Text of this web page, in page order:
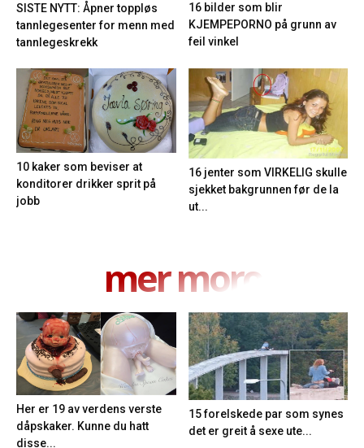
SISTE NYTT: Åpner toppløs
tannlegesenter for menn med
tannlegeskrekk
16 bilder som blir
KJEMPEPORNO på grunn av
feil vinkel
10 kaker som beviser at
konditorer drikker sprit på
jobb
16 jenter som VIRKELIG skulle
sjekket bakgrunnen før de la
ut...
mer moro
Her er 19 av verdens verste
dåpskaker. Kunne du hatt
disse...
15 forelskede par som synes
det er greit å sexe ute...